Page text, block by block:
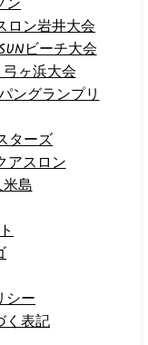
ロン岩井大会
ビーチ大会
ヶ浜大会
ングランプリ
ターズ
アスロン
島
シー
く表記